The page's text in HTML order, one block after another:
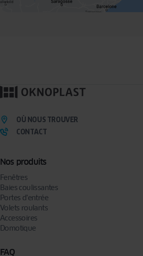
Nos produits
Fenêtres
Baies coulissantes
Portes d’entrée
Volets roulants
Accessoires
Domotique
FAQ
OÙ NOUS TROUVER
CONTACT